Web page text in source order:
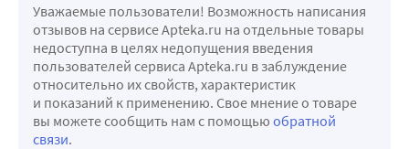
Уважаемые пользователи! Возможность написания
отзывов на сервисе Apteka.ru на отдельные товары
недоступна в целях недопущения введения
пользователей сервиса Apteka.ru в заблуждение
относительно их свойств, характеристик
и показаний к применению. Свое мнение о товаре
вы можете сообщить нам с помощью обратной
связи.